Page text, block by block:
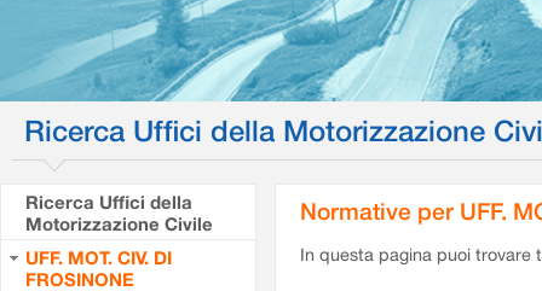
Ricerca Uffici della Motorizzazione
Ricerca Uffici della
Motorizzazione Civile
UFF. MOT. CIV. DI
FROSINONE
Normative per UFF.
In questa pagina puoi